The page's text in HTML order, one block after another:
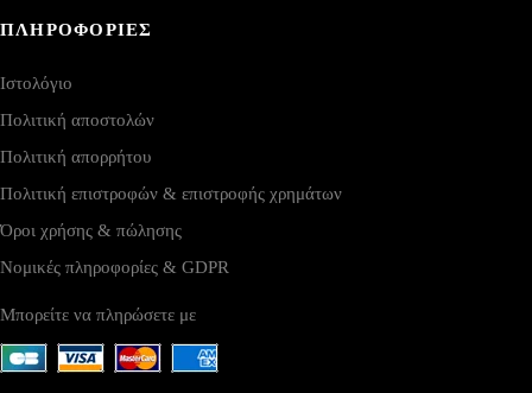
ΠΛΗΡΟΦΟΡΙΕΣ
Ιστολόγιο
Πολιτική αποστολών
Πολιτική απορρήτου
Πολιτική επιστροφών & επιστροφής χρημάτων
Όροι χρήσης & πώλησης
Νομικές πληροφορίες & GDPR
Μπορείτε να πληρώσετε με